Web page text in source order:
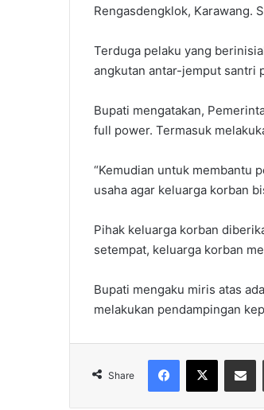
Rengasdengklok, Karawang.
Terduga pelaku yang
angkutan antar-jemput santri
Bupati mengatakan,
full power. Termasuk
“Kemudian untuk membantu
usaha agar keluarga korban
Pihak keluarga korban
setempat, keluarga korban
Bupati mengaku miris atas
melakukan pendampingan
Share
Facebook
X